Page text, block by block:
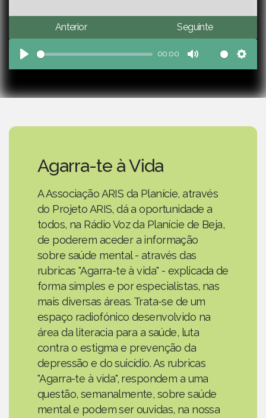
Anterior Seguinte
Play
00:00
Mute
Agarra-te à Vida
A Associação ARIS da Planície, através
do Projeto ARIS, dá a oportunidade a
todos, na Rádio Voz da Planície de Beja,
de poderem aceder a informação
sobre saúde mental - através das
rubricas "Agarra-te à vida" - explicada de
forma simples e por especialistas, nas
mais diversas áreas. Trata-se de um
espaço radiofónico desenvolvido na
área da literacia para a saúde, luta
contra o estigma e prevenção da
depressão e do suicídio. As rubricas
"Agarra-te à vida", respondem a uma
questão, semanalmente, sobre saúde
mental e podem ser ouvidas, na nossa